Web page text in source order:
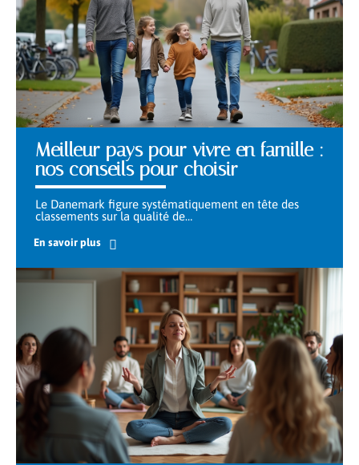
Meilleur pays pour vivre en famille :
nos conseils pour choisir
Le Danemark figure systématiquement en tête des
classements sur la qualité de…
En savoir plus